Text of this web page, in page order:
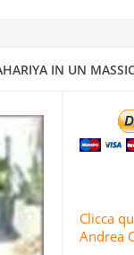
IN UN
AREE
DI ISRAELE:
Clicca
Andrea